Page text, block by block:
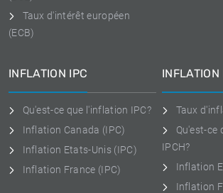
Taux d'intérêt européen
(ECB)
INFLATION IPC
Qu'est-ce que l'inflation IPC?
Inflation Canada (IPC)
Inflation Etats-Unis (IPC)
Inflation France (IPC)
INFLATION
Taux
Qu'est-ce
IPCH?
Inflation
Inflation